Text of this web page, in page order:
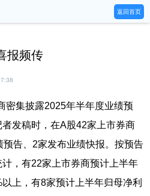
返回首页
报频传
集披露2025年半年度业绩预
发稿时，在A股42家上市券商
告、2家发布业绩快报。按预告
，有22家上市券商预计上半年
上，有8家预计上半年归母净利